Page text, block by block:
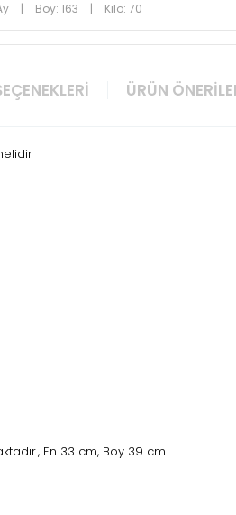
| Boy: 163 | Kilo: 70
ÜRÜN
En 33 cm, Boy 39 cm